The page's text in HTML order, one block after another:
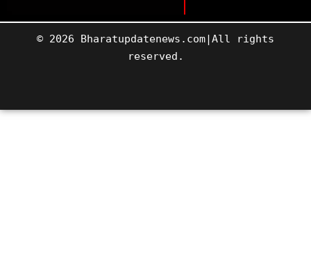
© 2026 Bharatupdatenews.com|All rights
reserved.